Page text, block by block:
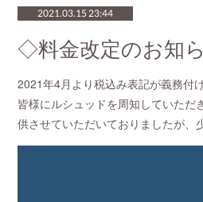
2021.03.15 23:44
◇料金改定のお知
2021年4月より税込み表記が義務付
皆様にルシュッドを周知していただ
供させていただいておりましたが